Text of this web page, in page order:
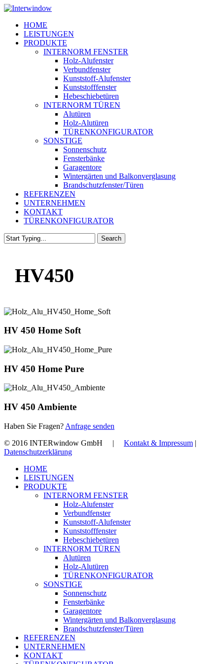
Skip
main
content
Menu
HOME
LEISTUNGEN
PRODUKTE
INTERNORM FENSTER
Holz-Alufenster
Verbundfenster
Kunststoff-Alufenster
Kunststofffenster
Hebeschiebetüren
INTERNORM TÜREN
Alutüren
Holz-Alutüren
TÜRENKONFIGURATOR
SONSTIGE
Sonnenschutz
Fensterbänke
Garagentore
Wintergärten und Balkonverglasung
Brandschutzfenster/Türen
REFERENZEN
UNTERNEHMEN
KONTAKT
TÜRENKONFIGURATOR
Search
HV450
HV 450 Home Soft
HV 450 Home Pure
HV 450 Ambiente
Haben Sie Fragen? Anfrage senden
© 2016 INTERwindow GmbH | Kontakt & Impressum |
Datenschutzerklärung
Close
Menu
HOME
LEISTUNGEN
PRODUKTE
INTERNORM FENSTER
Holz-Alufenster
Verbundfenster
Kunststoff-Alufenster
Kunststofffenster
Hebeschiebetüren
INTERNORM TÜREN
Alutüren
Holz-Alutüren
TÜRENKONFIGURATOR
SONSTIGE
Sonnenschutz
Fensterbänke
Garagentore
Wintergärten und Balkonverglasung
Brandschutzfenster/Türen
REFERENZEN
UNTERNEHMEN
KONTAKT